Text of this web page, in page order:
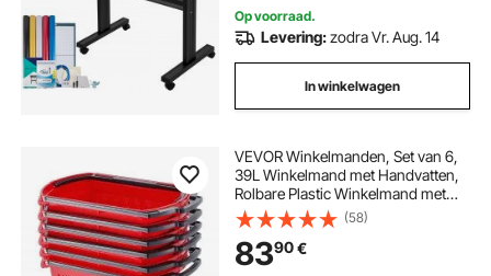
Op voorraad.
Levering:zodra Vr. Aug. 14
In winkelwagen
VEVOR Winkelmanden, Set van 6,
39L Winkelmand met Handvatten,
Rolbare Plastic Winkelmand met
Wielen, Grote Draagbare
Winkelmandenset voor
Supermarkten en Winkels
(58)
8390€